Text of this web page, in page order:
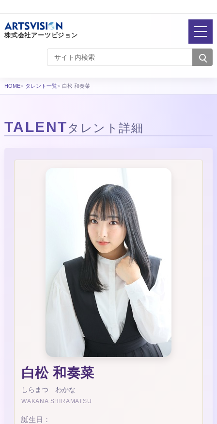
株式会社アーツビジョン
HOME タレント一覧 白松 和奏菜
TALENTタレント詳細
白松 和奏菜
しらまつ わかな
WAKANA SHIRAMATSU
誕生日：